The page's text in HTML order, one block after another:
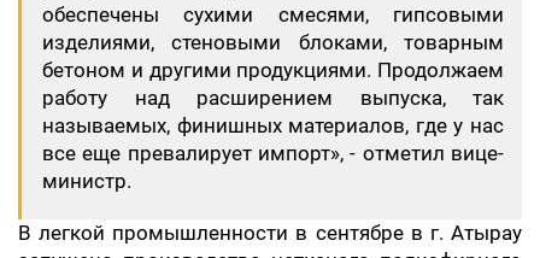
обеспечены сухими смесями, гипсовыми
изделиями, стеновыми блоками, товарным
бетоном и другими продукциями. Продолжаем
работу над расширением выпуска, так
называемых, финишных материалов, где у нас
все еще превалирует импорт», - отметил вице-
министр.
В легкой промышленности в сентябре в г. Атырау